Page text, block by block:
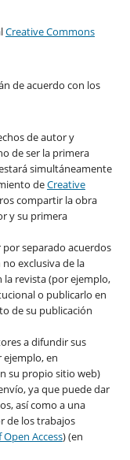
Creative Commons
de acuerdo con los
de autor y
de ser la primera
simultáneamente
deCreative
compartir la obra
y su primera
separado acuerdos
exclusiva de la
la revista (por ejemplo,
o publicarlo en
de su publicación
a difundir sus
en
su propio sitio web)
ya que puede dar
así como a una
de los trabajos
Access) (en